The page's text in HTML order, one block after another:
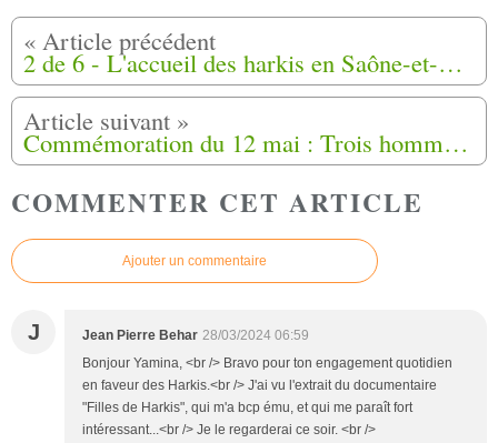
2 de 6 - L'accueil des harkis en Saône-et-Loire (71)
Commémoration du 12 mai : Trois hommes, trois parcours, un appel commun à toutes les associations !
COMMENTER CET ARTICLE
Ajouter un commentaire
J Jean Pierre Behar 28/03/2024 06:59
Bonjour Yamina, <br /> Bravo pour ton engagement quotidien
en faveur des Harkis.<br /> J'ai vu l'extrait du documentaire
"Filles de Harkis", qui m'a bcp ému, et qui me paraît fort
intéressant...<br /> Je le regarderai ce soir. <br />